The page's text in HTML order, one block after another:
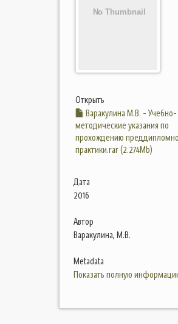
Открыть
Варакулина М.В. - Учебно-
методические указания по
прохождению
практики.rar (2.274Mb)
Дата
2016
Автор
Варакулина, М.В.
Metadata
Показать полную